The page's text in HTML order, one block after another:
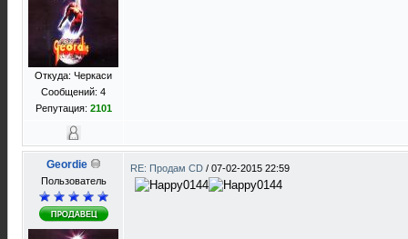
Откуда: Черкаси
Сообщений: 4
Репутация: 2101
Geordie
Пользователь
RE: Продам CD / 07-02-2015 22:59